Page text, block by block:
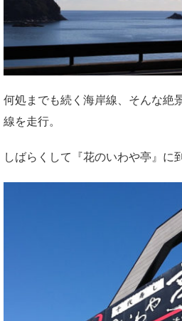
何処までも続く海岸線、そんな絶
線を走行。
しばらくして『花のいわや亭』に